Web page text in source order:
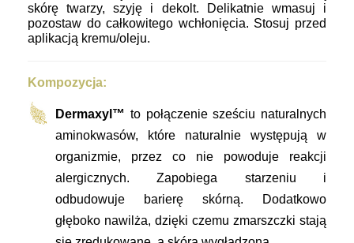
skórę twarzy, szyję i dekolt. Delikatnie wmasuj i
pozostaw do całkowitego wchłonięcia. Stosuj przed
aplikacją kremu/oleju.
Kompozycja:
Dermaxyl™ to połączenie sześciu naturalnych
aminokwasów, które naturalnie występują w
organizmie, przez co nie powoduje reakcji
alergicznych. Zapobiega starzeniu i
odbudowuje barierę skórną. Dodatkowo
głęboko nawilża, dzięki czemu zmarszczki stają